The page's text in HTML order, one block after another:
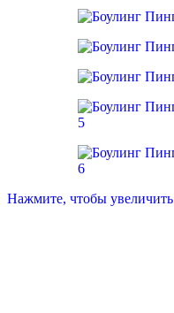
Нажмите, чтобы увеличить